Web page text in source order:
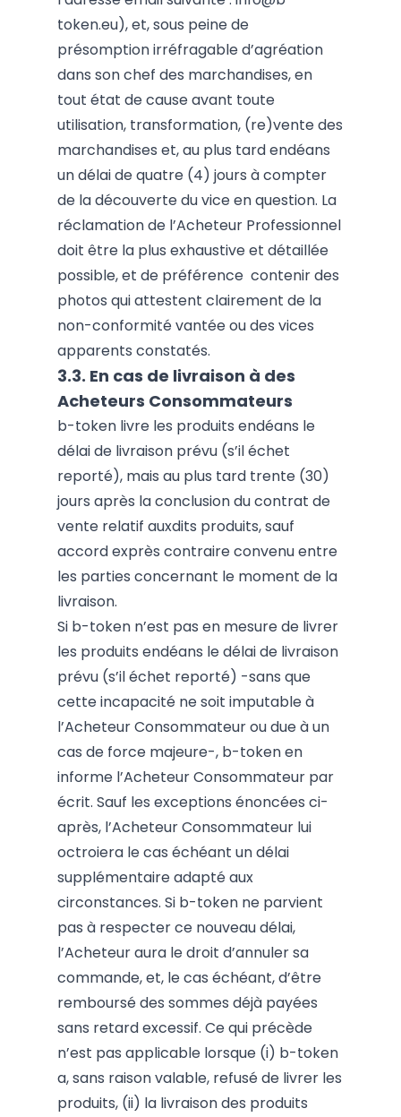
token.eu), et, sous peine de
présomption irréfragable d’agréation
dans son chef des marchandises, en
tout état de cause avant toute
utilisation, transformation, (re)vente des
marchandises et, au plus tard endéans
un délai de quatre (4) jours à compter
de la découverte du vice en question. La
réclamation de l’Acheteur Professionnel
doit être la plus exhaustive et détaillée
possible, et de préférence contenir des
photos qui attestent clairement de la
non-conformité vantée ou des vices
apparents constatés.
3.3. En cas de livraison à des
Acheteurs Consommateurs
b-token livre les produits endéans le
délai de livraison prévu (s’il échet
reporté), mais au plus tard trente (30)
jours après la conclusion du contrat de
vente relatif auxdits produits, sauf
accord exprès contraire convenu entre
les parties concernant le moment de la
livraison.
Si b-token n’est pas en mesure de livrer
les produits endéans le délai de livraison
prévu (s’il échet reporté) -sans que
cette incapacité ne soit imputable à
l’Acheteur Consommateur ou due à un
cas de force majeure-, b-token en
informe l’Acheteur Consommateur par
écrit. Sauf les exceptions énoncées ci-
après, l’Acheteur Consommateur lui
octroiera le cas échéant un délai
supplémentaire adapté aux
circonstances. Si b-token ne parvient
pas à respecter ce nouveau délai,
l’Acheteur aura le droit d’annuler sa
commande, et, le cas échéant, d’être
remboursé des sommes déjà payées
sans retard excessif. Ce qui précède
n’est pas applicable lorsque (i) b-token
a, sans raison valable, refusé de livrer les
produits, (ii) la livraison des produits